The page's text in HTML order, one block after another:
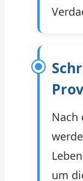
Nach
um